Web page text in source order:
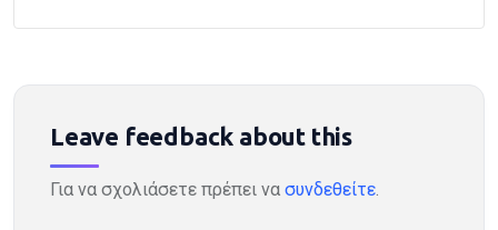
Leave feedback about this
Για να σχολιάσετε πρέπει να συνδεθείτε.